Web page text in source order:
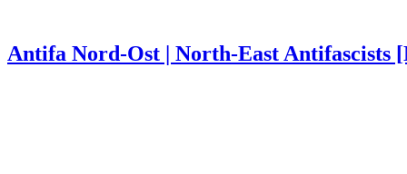
Antifa Nord-Ost | North-East Antifascists